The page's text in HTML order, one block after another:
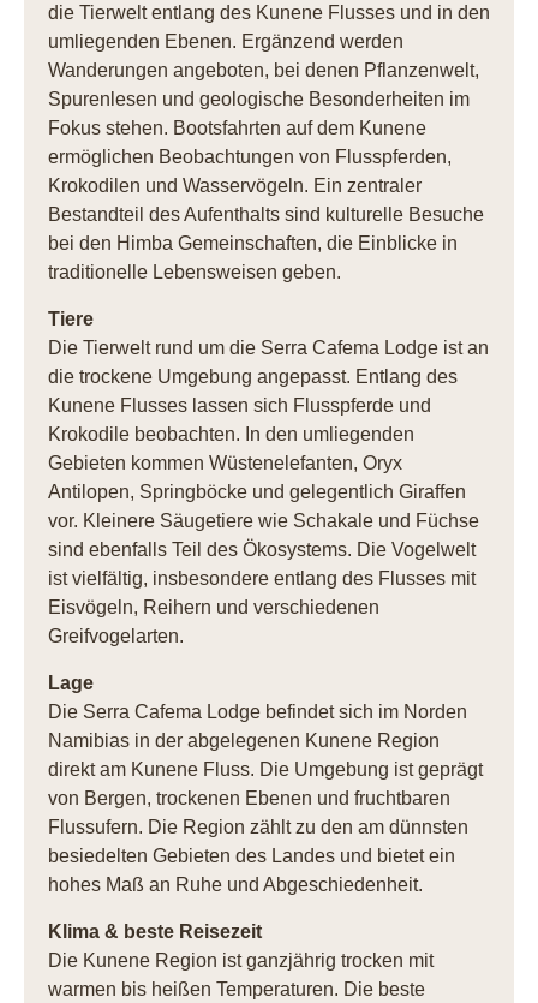
die Tierwelt entlang des Kunene Flusses und in den
umliegenden Ebenen. Ergänzend werden
Wanderungen angeboten, bei denen Pflanzenwelt,
Spurenlesen und geologische Besonderheiten im
Fokus stehen. Bootsfahrten auf dem Kunene
ermöglichen Beobachtungen von Flusspferden,
Krokodilen und Wasservögeln. Ein zentraler
Bestandteil des Aufenthalts sind kulturelle Besuche
bei den Himba Gemeinschaften, die Einblicke in
traditionelle Lebensweisen geben.
Tiere
Die Tierwelt rund um die Serra Cafema Lodge ist an
die trockene Umgebung angepasst. Entlang des
Kunene Flusses lassen sich Flusspferde und
Krokodile beobachten. In den umliegenden
Gebieten kommen Wüstenelefanten, Oryx
Antilopen, Springböcke und gelegentlich Giraffen
vor. Kleinere Säugetiere wie Schakale und Füchse
sind ebenfalls Teil des Ökosystems. Die Vogelwelt
ist vielfältig, insbesondere entlang des Flusses mit
Eisvögeln, Reihern und verschiedenen
Greifvogelarten.
Lage
Die Serra Cafema Lodge befindet sich im Norden
Namibias in der abgelegenen Kunene Region
direkt am Kunene Fluss. Die Umgebung ist geprägt
von Bergen, trockenen Ebenen und fruchtbaren
Flussufern. Die Region zählt zu den am dünnsten
besiedelten Gebieten des Landes und bietet ein
hohes Maß an Ruhe und Abgeschiedenheit.
Klima & beste Reisezeit
Die Kunene Region ist ganzjährig trocken mit
warmen bis heißen Temperaturen. Die beste